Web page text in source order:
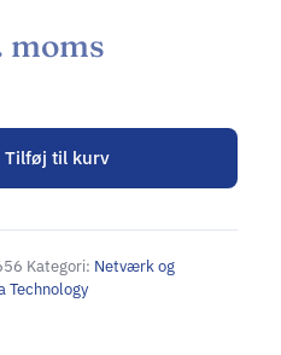
moms
Tilføj til kurv
Kategori: Netværk og
Technology